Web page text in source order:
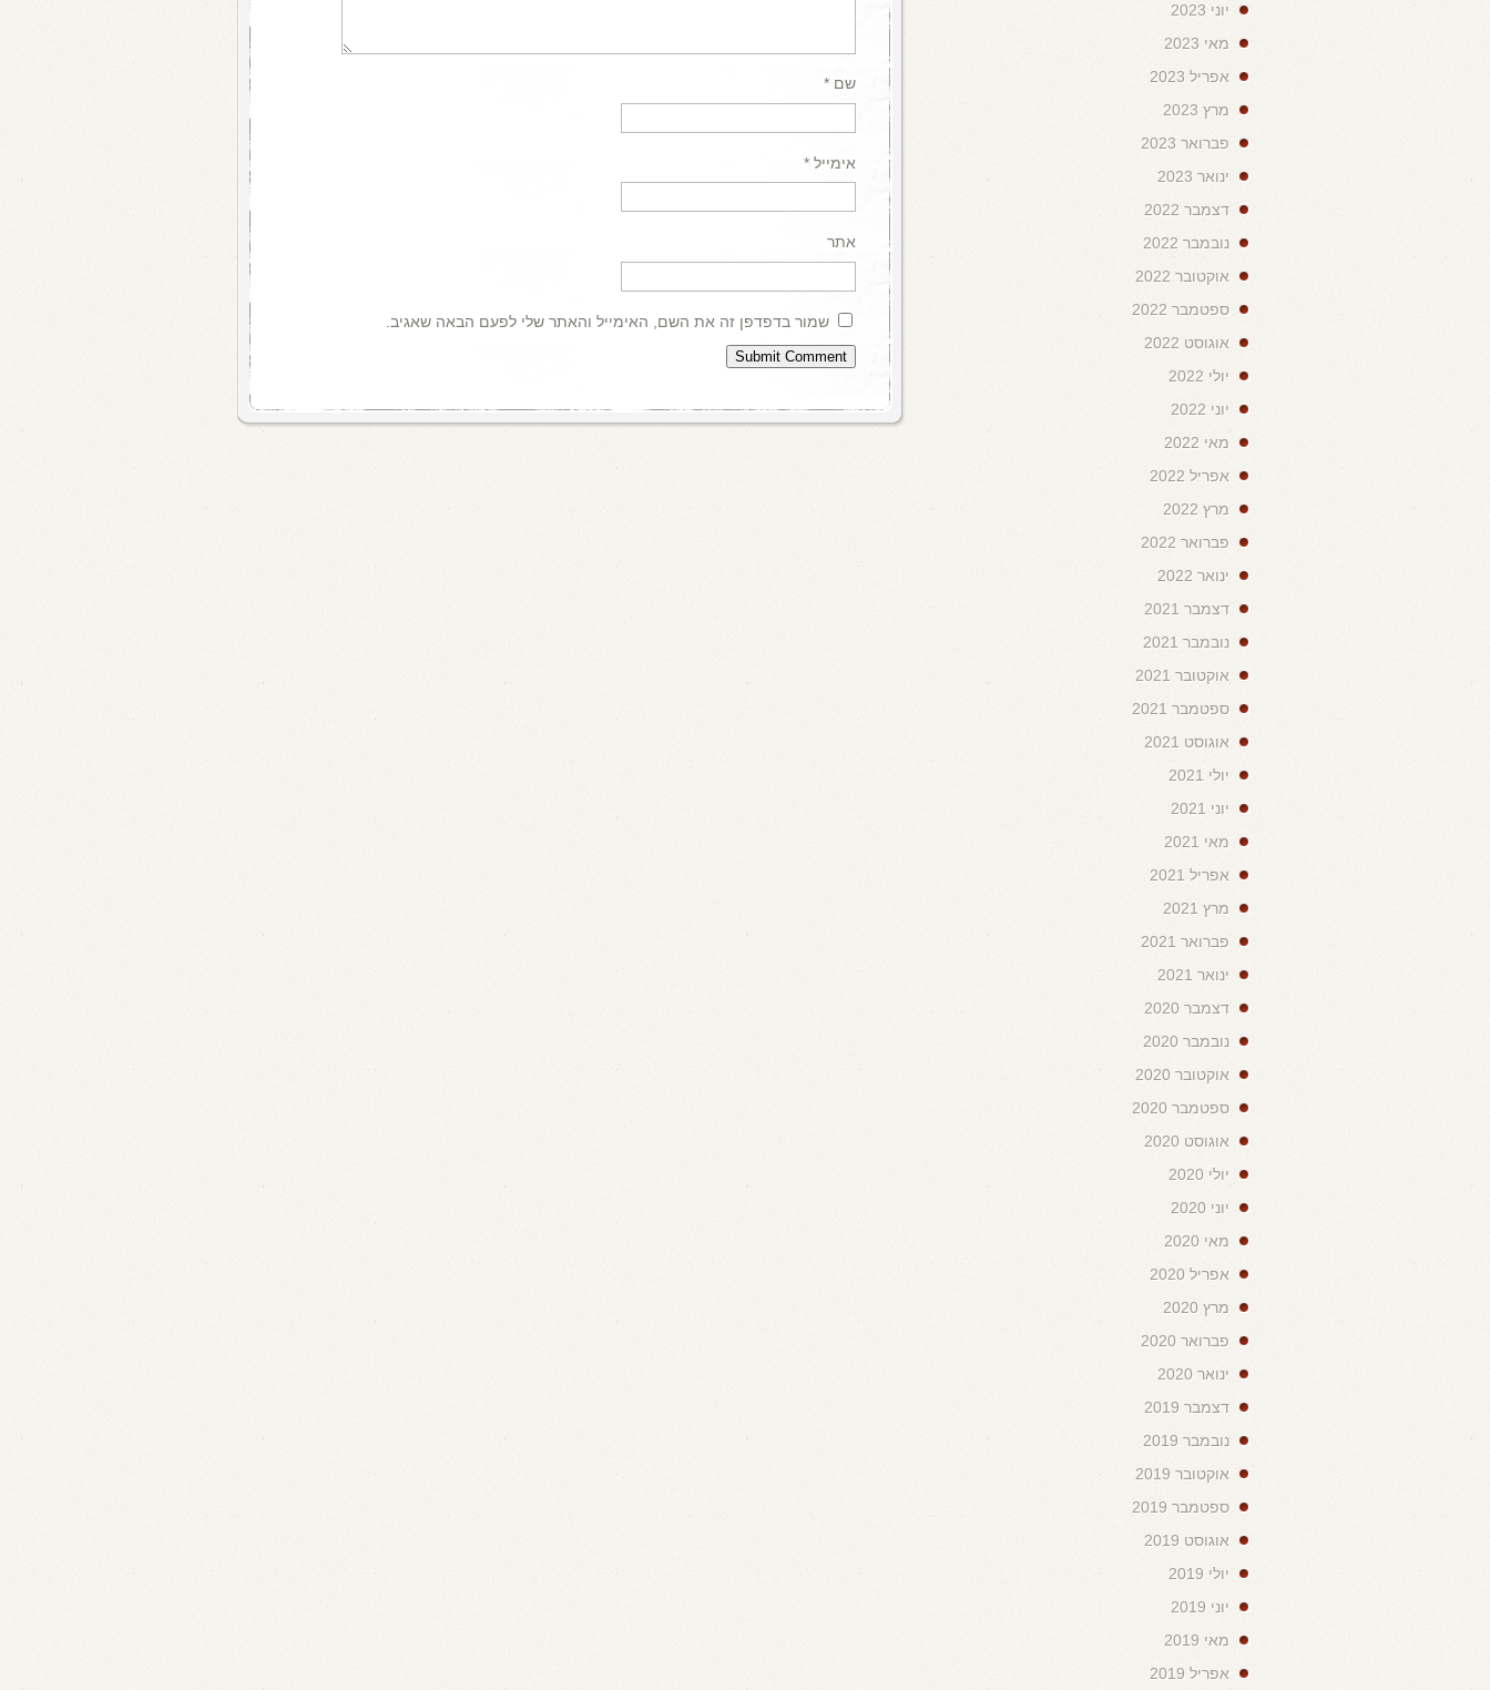
שם *
אימייל *
אתר
שמור בדפדפן זה את השם, האימייל והאתר שלי לפעם הבאה שאגיב.
יוני 2023
מאי 2023
אפריל 2023
מרץ 2023
פברואר 2023
ינואר 2023
דצמבר 2022
נובמבר 2022
אוקטובר 2022
ספטמבר 2022
אוגוסט 2022
יולי 2022
יוני 2022
מאי 2022
אפריל 2022
מרץ 2022
פברואר 2022
ינואר 2022
דצמבר 2021
נובמבר 2021
אוקטובר 2021
ספטמבר 2021
אוגוסט 2021
יולי 2021
יוני 2021
מאי 2021
אפריל 2021
מרץ 2021
פברואר 2021
ינואר 2021
דצמבר 2020
נובמבר 2020
אוקטובר 2020
ספטמבר 2020
אוגוסט 2020
יולי 2020
יוני 2020
מאי 2020
אפריל 2020
מרץ 2020
פברואר 2020
ינואר 2020
דצמבר 2019
נובמבר 2019
אוקטובר 2019
ספטמבר 2019
אוגוסט 2019
יולי 2019
יוני 2019
מאי 2019
אפריל 2019